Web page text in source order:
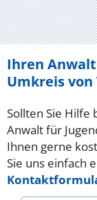
Ihren
Umkreis
Sollten Sie Hilfe
Anwalt für
Ihnen gerne
Sie uns einfach